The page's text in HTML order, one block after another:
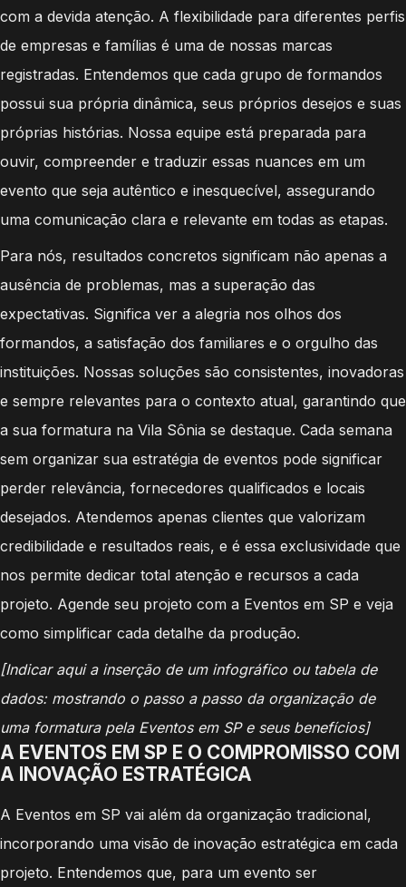
com a devida atenção. A flexibilidade para diferentes perfis
de empresas e famílias é uma de nossas marcas
registradas. Entendemos que cada grupo de formandos
possui sua própria dinâmica, seus próprios desejos e suas
próprias histórias. Nossa equipe está preparada para
ouvir, compreender e traduzir essas nuances em um
evento que seja autêntico e inesquecível, assegurando
uma comunicação clara e relevante em todas as etapas.
Para nós, resultados concretos significam não apenas a
ausência de problemas, mas a superação das
expectativas. Significa ver a alegria nos olhos dos
formandos, a satisfação dos familiares e o orgulho das
instituições. Nossas soluções são consistentes, inovadoras
e sempre relevantes para o contexto atual, garantindo que
a sua formatura na Vila Sônia se destaque. Cada semana
sem organizar sua estratégia de eventos pode significar
perder relevância, fornecedores qualificados e locais
desejados. Atendemos apenas clientes que valorizam
credibilidade e resultados reais, e é essa exclusividade que
nos permite dedicar total atenção e recursos a cada
projeto. Agende seu projeto com a Eventos em SP e veja
como simplificar cada detalhe da produção.
[Indicar aqui a inserção de um infográfico ou tabela de
dados: mostrando o passo a passo da organização de
uma formatura pela Eventos em SP e seus benefícios]
A EVENTOS EM SP E O COMPROMISSO COM
A INOVAÇÃO ESTRATÉGICA
A Eventos em SP vai além da organização tradicional,
incorporando uma visão de inovação estratégica em cada
projeto. Entendemos que, para um evento ser